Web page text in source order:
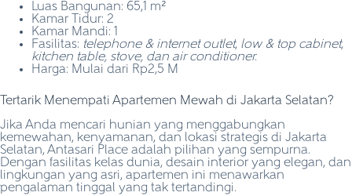
Luas Bangunan: 65,1 m²
Kamar Tidur: 2
Kamar Mandi: 1
Fasilitas: telephone & internet outlet, low & top cabinet,
kitchen table, stove, dan air conditioner.
Harga: Mulai dari Rp2,5 M
Tertarik Menempati Apartemen Mewah di Jakarta Selatan?
Jika Anda mencari hunian yang menggabungkan
kemewahan, kenyamanan, dan lokasi strategis di Jakarta
Selatan, Antasari Place adalah pilihan yang sempurna.
Dengan fasilitas kelas dunia, desain interior yang elegan, dan
lingkungan yang asri, apartemen ini menawarkan
pengalaman tinggal yang tak tertandingi.